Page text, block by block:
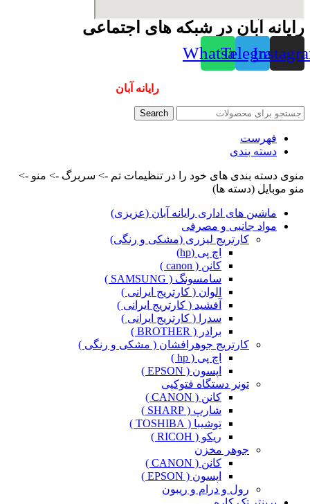
رایانه آبان در شبکه های اجتماعی
Telegram
Whatsapp
رایانه آبان
Search
فهرست
دسته بندی
منوی دسته بندی های خود را در تنظیمات تم -> سربرگ -> منو ->
منو موبایل (دسته ها)
ماشین های اداری رایانه آبان (عزیزی)
مواد جانبی و مصرفی
کارتریج لیزری (مشکی و رنگی)
اچ پی (hp)
کانن ( canon )
سامسونگ ( SAMSUNG )
الوان ( کارتریج ایرانی )
آفشید ( کارتریج ایرانی )
سدرا ( کارتریج ایرانی )
برادر ( BROTHER )
کارتریج جوهرافشان ( مشکی و رنگی )
اچ پی ( hp )
اپسون ( EPSON )
تونر دستگاه فتوکپی
کانن ( CANON )
شارپ ( SHARP )
توشیبا ( TOSHIBA )
ریکو ( RICOH )
جوهر مخزن
کانن ( CANON )
اپسون ( EPSON )
رول و درام و ریبون